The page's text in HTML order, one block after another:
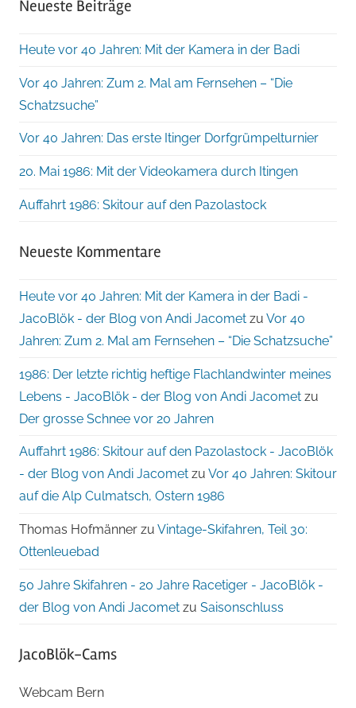
Neueste Beiträge
Heute vor 40 Jahren: Mit der Kamera in der Badi
Vor 40 Jahren: Zum 2. Mal am Fernsehen – “Die
Schatzsuche”
Vor 40 Jahren: Das erste Itinger Dorfgrümpelturnier
20. Mai 1986: Mit der Videokamera durch Itingen
Auffahrt 1986: Skitour auf den Pazolastock
Neueste Kommentare
Heute vor 40 Jahren: Mit der Kamera in der Badi -
JacoBlök - der Blog von Andi Jacomet zu Vor 40
Jahren: Zum 2. Mal am Fernsehen – “Die Schatzsuche”
1986: Der letzte richtig heftige Flachlandwinter meines
Lebens - JacoBlök - der Blog von Andi Jacomet zu
Der grosse Schnee vor 20 Jahren
Auffahrt 1986: Skitour auf den Pazolastock - JacoBlök
- der Blog von Andi Jacomet zu Vor 40 Jahren: Skitour
auf die Alp Culmatsch, Ostern 1986
Thomas Hofmänner zu Vintage-Skifahren, Teil 30:
Ottenleuebad
50 Jahre Skifahren - 20 Jahre Racetiger - JacoBlök -
der Blog von Andi Jacomet zu Saisonschluss
JacoBlök-Cams
Webcam Bern